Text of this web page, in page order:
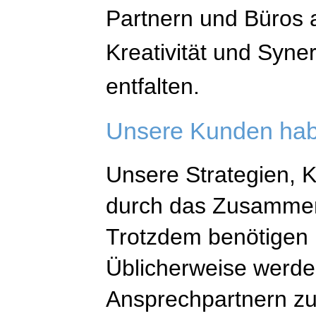
Partnern und Büros
Kreativität und
entfalten.
Unsere Kunden
Unsere Strategien,
durch das
Trotzdem
Üblicherweise
Ansprechpartnern